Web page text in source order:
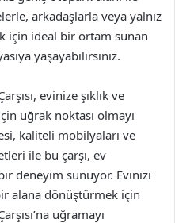
arkadaşlarla veya yalnız
için ideal bir ortam sunan
yaşayabilirsiniz.
evinize şıklık ve
uğrak noktası olmayı
kaliteli mobilyaları ve
ile bu çarşı, ev
deneyim sunuyor. Evinizi
alana dönüştürmek için
uğramayı